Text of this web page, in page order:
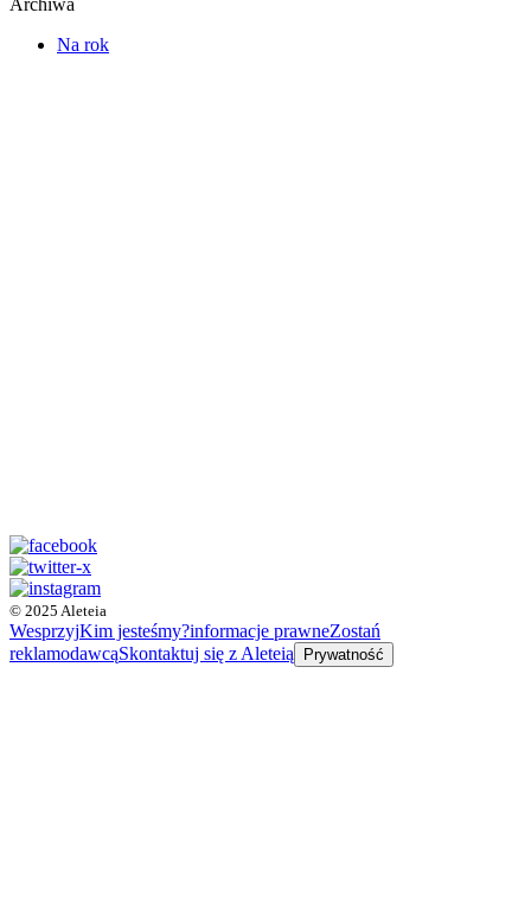
Archiwa
Na rok
© 2025 Aleteia
WesprzyjKim jesteśmy?informacje prawneZostań
reklamodawcąSkontaktuj się z Aleteią Prywatność